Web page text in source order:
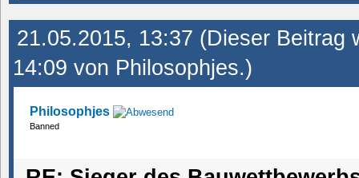
21.05.2015, 13:37 (Dieser Beitrag
14:09 von Philosophjes.)
Philosophjes
Banned